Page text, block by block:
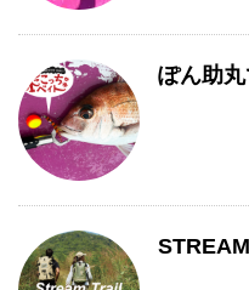
ぽん助